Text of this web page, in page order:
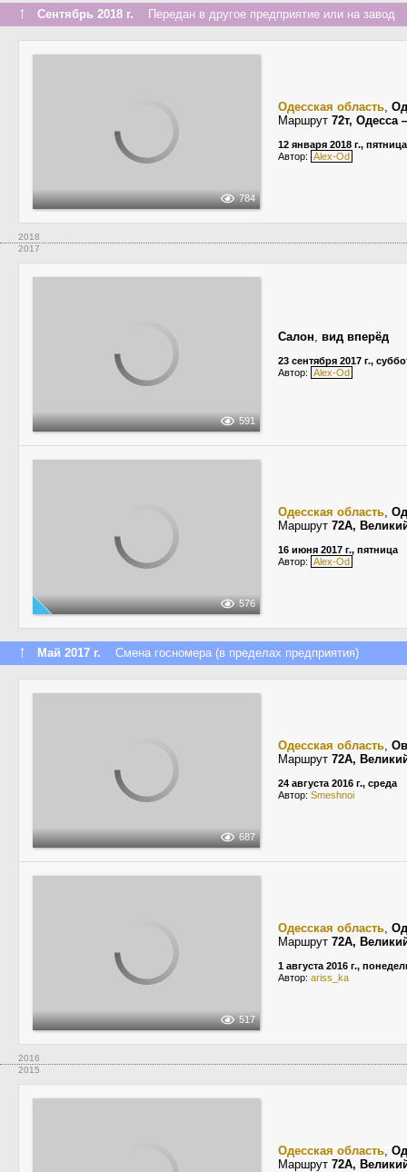
↑ Сентябрь 2018 г. Передан в другое предприятие или на завод
784
Одесская область,
Маршрут 72т, Одесса
12 января 2018 г., пятница
Автор: Alex-Od
2018
2017
591
Салон, вид вперёд
23 сентября 2017 г.,
Автор: Alex-Od
576
Одесская область,
Маршрут 72А,
16 июня 2017 г., пятница
Автор: Alex-Od
↑ Май 2017 г. Смена госномера (в пределах предприятия)
687
Одесская область,
Маршрут 72А,
24 августа 2016 г., среда
Автор: Smeshnoi
517
Одесская область,
Маршрут 72А,
1 августа 2016 г.,
Автор: ariss_ka
2016
2015
Одесская область,
Маршрут 72А,